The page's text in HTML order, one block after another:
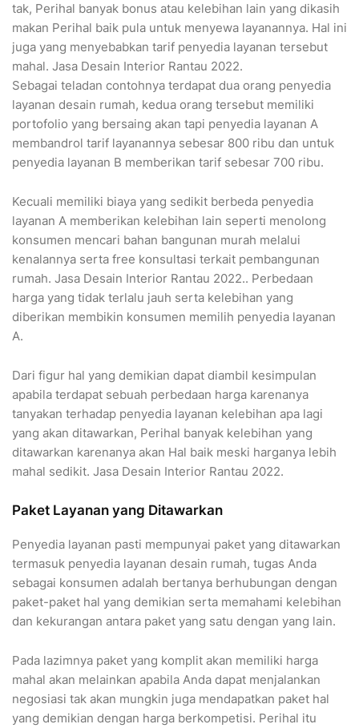
tak, Perihal banyak bonus atau kelebihan lain yang dikasih
makan Perihal baik pula untuk menyewa layanannya. Hal ini
juga yang menyebabkan tarif penyedia layanan tersebut
mahal. Jasa Desain Interior Rantau 2022.
Sebagai teladan contohnya terdapat dua orang penyedia
layanan desain rumah, kedua orang tersebut memiliki
portofolio yang bersaing akan tapi penyedia layanan A
membandrol tarif layanannya sebesar 800 ribu dan untuk
penyedia layanan B memberikan tarif sebesar 700 ribu.
Kecuali memiliki biaya yang sedikit berbeda penyedia
layanan A memberikan kelebihan lain seperti menolong
konsumen mencari bahan bangunan murah melalui
kenalannya serta free konsultasi terkait pembangunan
rumah. Jasa Desain Interior Rantau 2022.. Perbedaan
harga yang tidak terlalu jauh serta kelebihan yang
diberikan membikin konsumen memilih penyedia layanan
A.
Dari figur hal yang demikian dapat diambil kesimpulan
apabila terdapat sebuah perbedaan harga karenanya
tanyakan terhadap penyedia layanan kelebihan apa lagi
yang akan ditawarkan, Perihal banyak kelebihan yang
ditawarkan karenanya akan Hal baik meski harganya lebih
mahal sedikit. Jasa Desain Interior Rantau 2022.
Paket Layanan yang Ditawarkan
Penyedia layanan pasti mempunyai paket yang ditawarkan
termasuk penyedia layanan desain rumah, tugas Anda
sebagai konsumen adalah bertanya berhubungan dengan
paket-paket hal yang demikian serta memahami kelebihan
dan kekurangan antara paket yang satu dengan yang lain.
Pada lazimnya paket yang komplit akan memiliki harga
mahal akan melainkan apabila Anda dapat menjalankan
negosiasi tak akan mungkin juga mendapatkan paket hal
yang demikian dengan harga berkompetisi. Perihal itu